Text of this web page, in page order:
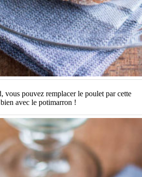
vous pouvez remplacer le poulet par cette
avec le potimarron !